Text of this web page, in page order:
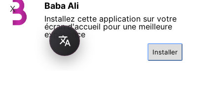
© Mohamed BABA ALI. Tous droits réservés.
Retourner au contenu
Baba Ali
Installez cette application sur votre
écran d'accueil pour une meilleure
expérience
Installer
X